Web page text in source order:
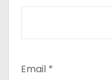
Email *